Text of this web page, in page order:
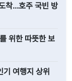
착…호주 국빈 방
위한 따뜻한 보
여행지 상위